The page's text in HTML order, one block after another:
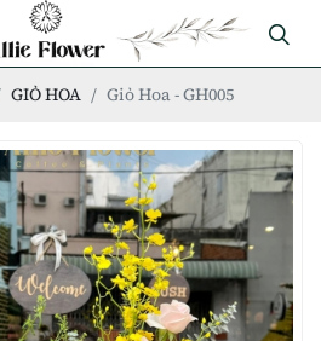
GIỎ HOA Giỏ Hoa - GH005